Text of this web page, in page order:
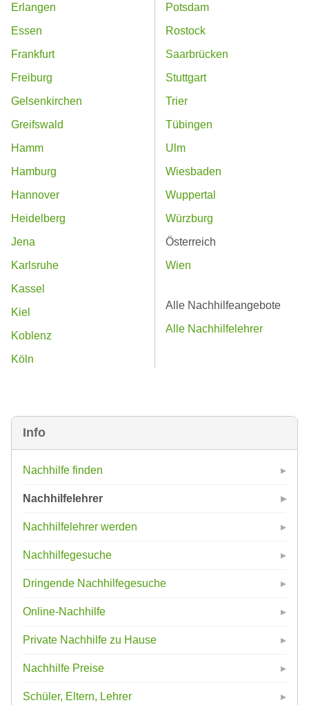
Info
Nachhilfe finden
Nachhilfelehrer
Nachhilfelehrer werden
Nachhilfegesuche
Dringende Nachhilfegesuche
Online-Nachhilfe
Private Nachhilfe zu Hause
Nachhilfe Preise
Schüler, Eltern, Lehrer
Erlangen
Essen
Frankfurt
Freiburg
Gelsenkirchen
Greifswald
Hamm
Hamburg
Hannover
Heidelberg
Jena
Karlsruhe
Kassel
Kiel
Koblenz
Köln
Potsdam
Rostock
Saarbrücken
Stuttgart
Trier
Tübingen
Ulm
Wiesbaden
Wuppertal
Würzburg
Österreich
Wien
Alle Nachhilfeangebote
Alle Nachhilfelehrer